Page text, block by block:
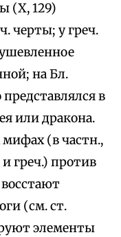
(Х, 129)
черты; у греч.
на Бл.
в
или дракона.
(в частн.,
греч.) против
(см. ст.
элементы